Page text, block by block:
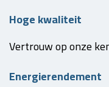
Hoge kwaliteit
Vertrouw op onze
Energierendement